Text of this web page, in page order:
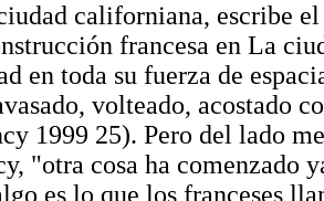
californiana, escribe
francesa en La
en toda su fuerza de
volteado, acostado
1999 25). Pero del lado
"otra cosa ha comenzado
es lo que los franceses